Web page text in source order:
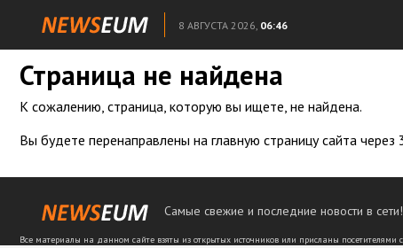
8 АВГУСТА 2026, 06:46
Страница не найдена
К сожалению, страница, которую вы ищете, не найдена.
Вы будете перенаправлены на главную страницу сайта
Самые свежие и последние новости в сети!
Все материалы на данном сайте взяты из открытых источников или присланы